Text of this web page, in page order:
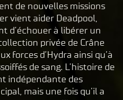
de nouvelles missions
vient aider Deadpool,
d’échouer à libérer un
privée de Crâne
forces d’Hydra ainsi qu’à
de sang. L’histoire de
indépendante des
mais une fois qu’il a